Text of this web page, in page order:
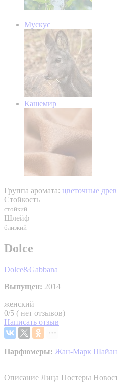
Мускус
Кашемир
Группа аромата: цветочные
Стойкость
стойкий
Шлейф
близкий
Dolce
Dolce&Gabbana
Выпущен: 2014
женский
0/5 ( нет отзывов)
Написать отзыв
Парфюмеры: Жан-Марк
Описание Лица Постеры